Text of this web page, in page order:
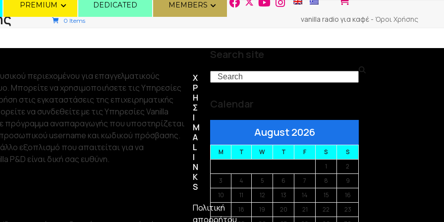
PREMIUM DEDICATED MEMBERS
0 Items vanilla radio για καφέ - Όροι Χρήσης
περιεχομένου για επαγγελματικούς
Μπορείτε να χρησιμοποιήσετε τις Υπηρεσίες
στις εγκαταστάσεις της επιχειρηματικής
να συνδεθείτε με τις Υπηρεσίες Vanilla
πρόγραμμα αναπαραγωγής που υποστηρίζεται
username και κωδικού πρόσβασης.
εξοπλισμό που απαιτείται για να
P&D είναι δική σας ευθύνη.
Search site
Search
Calendar
August 2026
M T W T F S
S
1
2
3
4 5 6 7 8
9
10
11 12 13 14 15
16
17
18 19 20 21 22
23
Χ
Ρ
Η
Σ
Ι
Μ
Α
L
I
N
K
S
Πολιτική
απορρήτου